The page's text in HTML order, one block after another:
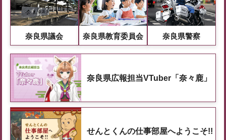
奈良県議会 奈良県教育委員会 奈良県警察
奈良県広報担当VTuber「奈々鹿」
せんとくんの仕事部屋へようこそ!!